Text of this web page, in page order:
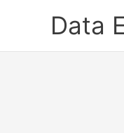
Data